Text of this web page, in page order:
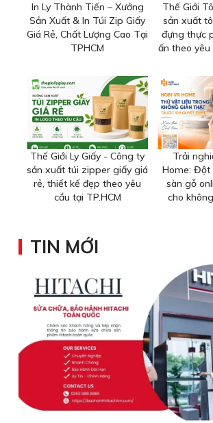
In Ly Thành Tiến – Xưởng
Sản Xuất & In Túi Zip Giấy
Giá Rẻ, Chất Lượng Cao Tại
TPHCM
Thế Giới
sản xuất
đựng thực
ấn theo yêu
Thế Giới Ly Giấy - Công ty
sản xuất túi zipper giấy giá
rẻ, thiết kế đẹp theo yêu
cầu tại TP.HCM
Trải
Home: Đột
sàn gỗ
cho
TIN MỚI